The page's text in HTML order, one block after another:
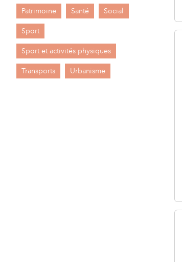
Patrimoine Santé Social
Sport
Sport et activités physiques
Transports Urbanisme